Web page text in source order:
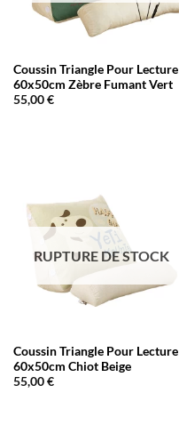
Coussin Triangle Pour Lecture
60x50cm Zèbre Fumant Vert
55,00€
RUPTURE DE STOCK
Coussin Triangle Pour Lecture
60x50cm Chiot Beige
55,00€